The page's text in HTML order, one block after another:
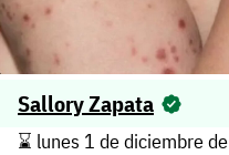
Sallory Zapata
⌛️ lunes 1 de diciembre de